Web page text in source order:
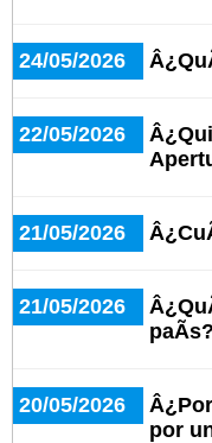
24/05/2026
22/05/2026
21/05/2026
21/05/2026
paÃ­s?
20/05/2026
por